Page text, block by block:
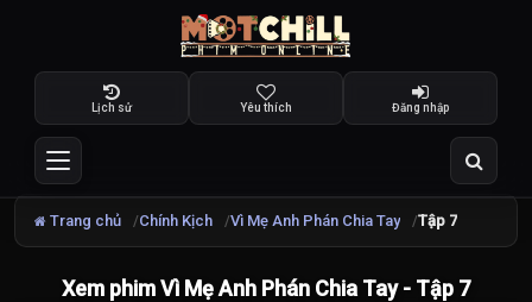
Lịch sử Yêu thích Đăng nhập
Trang chủ Chính Kịch Vì Mẹ Anh Phán Chia Tay Tập 7
Xem phim Vì Mẹ Anh Phán Chia Tay - Tập 7